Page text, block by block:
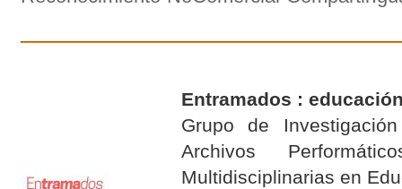
Entramados :
Grupo de
Archivos
Multidisciplinarias en